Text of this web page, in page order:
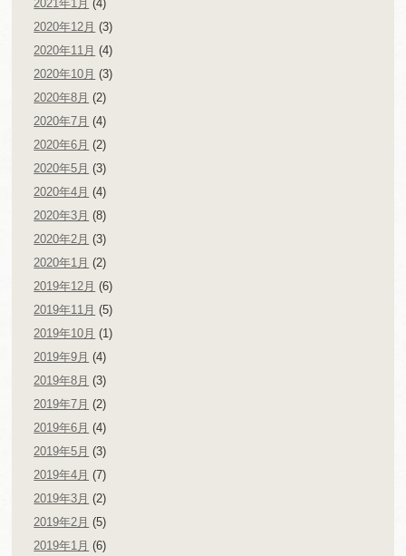
2021年1月 (4)
2020年12月 (3)
2020年11月 (4)
2020年10月 (3)
2020年8月 (2)
2020年7月 (4)
2020年6月 (2)
2020年5月 (3)
2020年4月 (4)
2020年3月 (8)
2020年2月 (3)
2020年1月 (2)
2019年12月 (6)
2019年11月 (5)
2019年10月 (1)
2019年9月 (4)
2019年8月 (3)
2019年7月 (2)
2019年6月 (4)
2019年5月 (3)
2019年4月 (7)
2019年3月 (2)
2019年2月 (5)
2019年1月 (6)